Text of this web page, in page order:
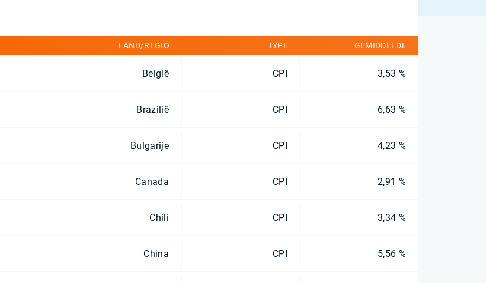
LAND/REGIO TYPE GEMIDDELDE
België CPI 3,53 %
Brazilië CPI 6,63 %
Bulgarije CPI 4,23 %
Canada CPI 2,91 %
Chili CPI 3,34 %
China CPI 5,56 %